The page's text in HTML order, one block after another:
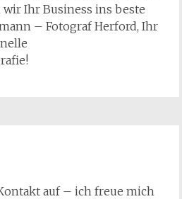
Ihr Business ins beste
– Fotograf Herford, Ihr
auf – ich freue mich